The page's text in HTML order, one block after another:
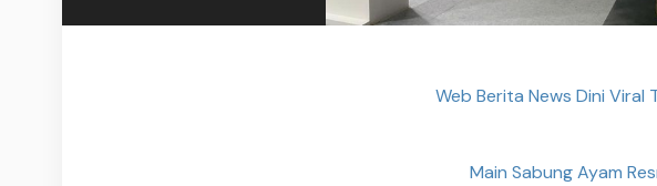
Web Berita News Dini Viral
Main Sabung Ayam